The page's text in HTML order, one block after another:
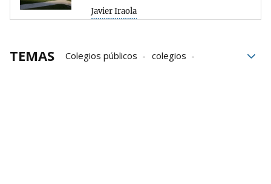
Javier Iraola
TEMAS Colegios públicos
colegios